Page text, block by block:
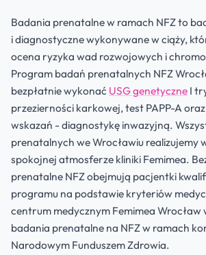
Badania prenatalne w ramach NFZ to
i diagnostyczne wykonywane w ciąży,
ocena ryzyka wad rozwojowych i
Program badań prenatalnych NFZ
bezpłatnie wykonać USG genetyczne I
przezierności karkowej, test PAPP-A
wskazań - diagnostykę inwazyjną.
prenatalnych we Wrocławiu realizujemy
spokojnej atmosferze kliniki Femimea.
prenatalne NFZ obejmują pacjentki
programu na podstawie kryteriów
centrum medycznym Femimea Wrocław
badania prenatalne na NFZ w ramach
Narodowym Funduszem Zdrowia.